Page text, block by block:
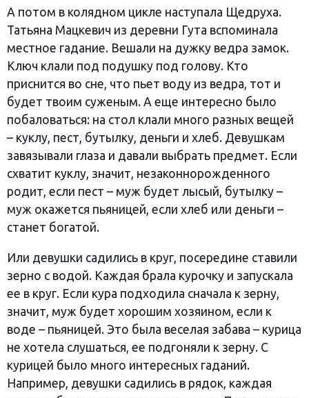
А потом в колядном цикле наступала Щедруха.
Татьяна Мацкевич из деревни Гута вспоминала
местное гадание. Вешали на дужку ведра замок.
Ключ клали под подушку под голову. Кто
приснится во сне, что пьет воду из ведра, тот и
будет твоим суженым. А еще интересно было
побаловаться: на стол клали много разных вещей
– куклу, пест, бутылку, деньги и хлеб. Девушкам
завязывали глаза и давали выбрать предмет. Если
схватит куклу, значит, незаконнорожденного
родит, если пест – муж будет лысый, бутылку –
муж окажется пьяницей, если хлеб или деньги –
станет богатой.
Или девушки садились в круг, посередине ставили
зерно с водой. Каждая брала курочку и запускала
ее в круг. Если кура подходила сначала к зерну,
значит, муж будет хорошим хозяином, если к
воде – пьяницей. Это была веселая забава – курица
не хотела слушаться, ее подгоняли к зерну. С
курицей было много интересных гаданий.
Например, девушки садились в рядок, каждая